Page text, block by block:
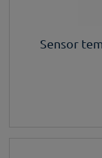
Sensor